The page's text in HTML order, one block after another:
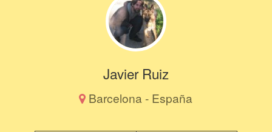
Javier Ruiz
Barcelona - España